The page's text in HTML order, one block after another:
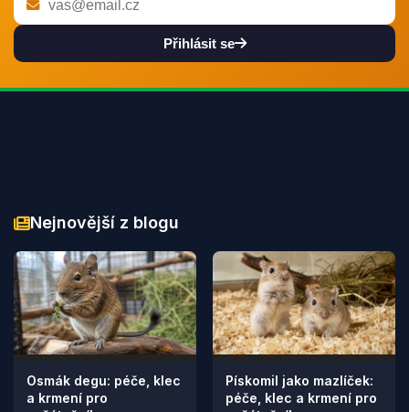
Přihlásit se
Nejnovější z blogu
Osmák degu: péče, klec
a krmení pro
Pískomil jako mazlíček:
péče, klec a krmení pro